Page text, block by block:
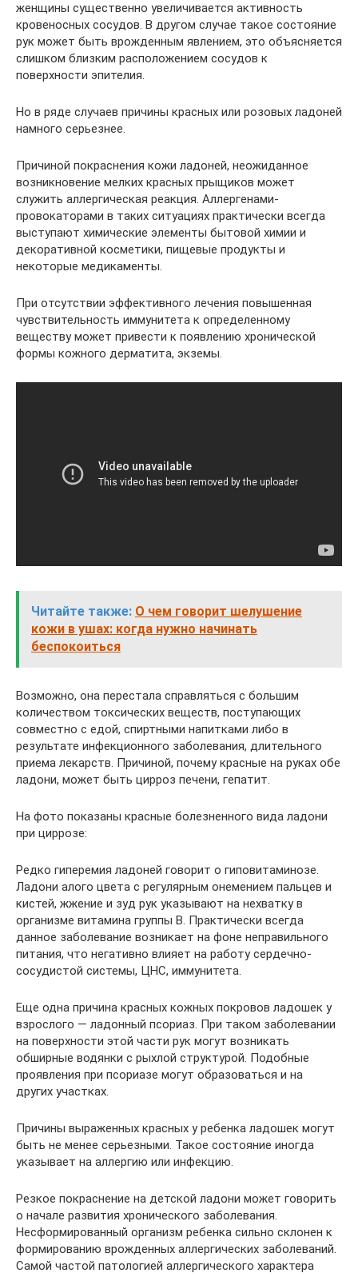
женщины существенно увеличивается активность
кровеносных сосудов. В другом случае такое состояние
рук может быть врожденным явлением, это объясняется
слишком близким расположением сосудов к
поверхности эпителия.
Но в ряде случаев причины красных или розовых ладоней
намного серьезнее.
Причиной покраснения кожи ладоней, неожиданное
возникновение мелких красных прыщиков может
служить аллергическая реакция. Аллергенами-
провокаторами в таких ситуациях практически всегда
выступают химические элементы бытовой химии и
декоративной косметики, пищевые продукты и
некоторые медикаменты.
При отсутствии эффективного лечения повышенная
чувствительность иммунитета к определенному
веществу может привести к появлению хронической
формы кожного дерматита, экземы.
Читайте также: О чем говорит шелушение
кожи в ушах: когда нужно начинать
беспокоиться
Возможно, она перестала справляться с большим
количеством токсических веществ, поступающих
совместно с едой, спиртными напитками либо в
результате инфекционного заболевания, длительного
приема лекарств. Причиной, почему красные на руках обе
ладони, может быть цирроз печени, гепатит.
На фото показаны красные болезненного вида ладони
при циррозе:
Редко гиперемия ладоней говорит о гиповитаминозе.
Ладони алого цвета с регулярным онемением пальцев и
кистей, жжение и зуд рук указывают на нехватку в
организме витамина группы В. Практически всегда
данное заболевание возникает на фоне неправильного
питания, что негативно влияет на работу сердечно-
сосудистой системы, ЦНС, иммунитета.
Еще одна причина красных кожных покровов ладошек у
взрослого — ладонный псориаз. При таком заболевании
на поверхности этой части рук могут возникать
обширные водянки с рыхлой структурой. Подобные
проявления при псориазе могут образоваться и на
других участках.
Причины выраженных красных у ребенка ладошек могут
быть не менее серьезными. Такое состояние иногда
указывает на аллергию или инфекцию.
Резкое покраснение на детской ладони может говорить
о начале развития хронического заболевания.
Несформированный организм ребенка сильно склонен к
формированию врожденных аллергических заболеваний.
Самой частой патологией аллергического характера